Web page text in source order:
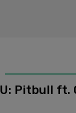
Pitbull